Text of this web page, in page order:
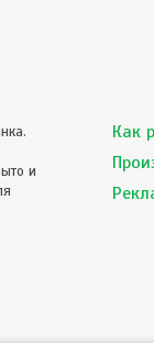
и
Как